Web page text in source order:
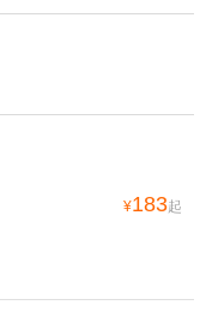
¥183起